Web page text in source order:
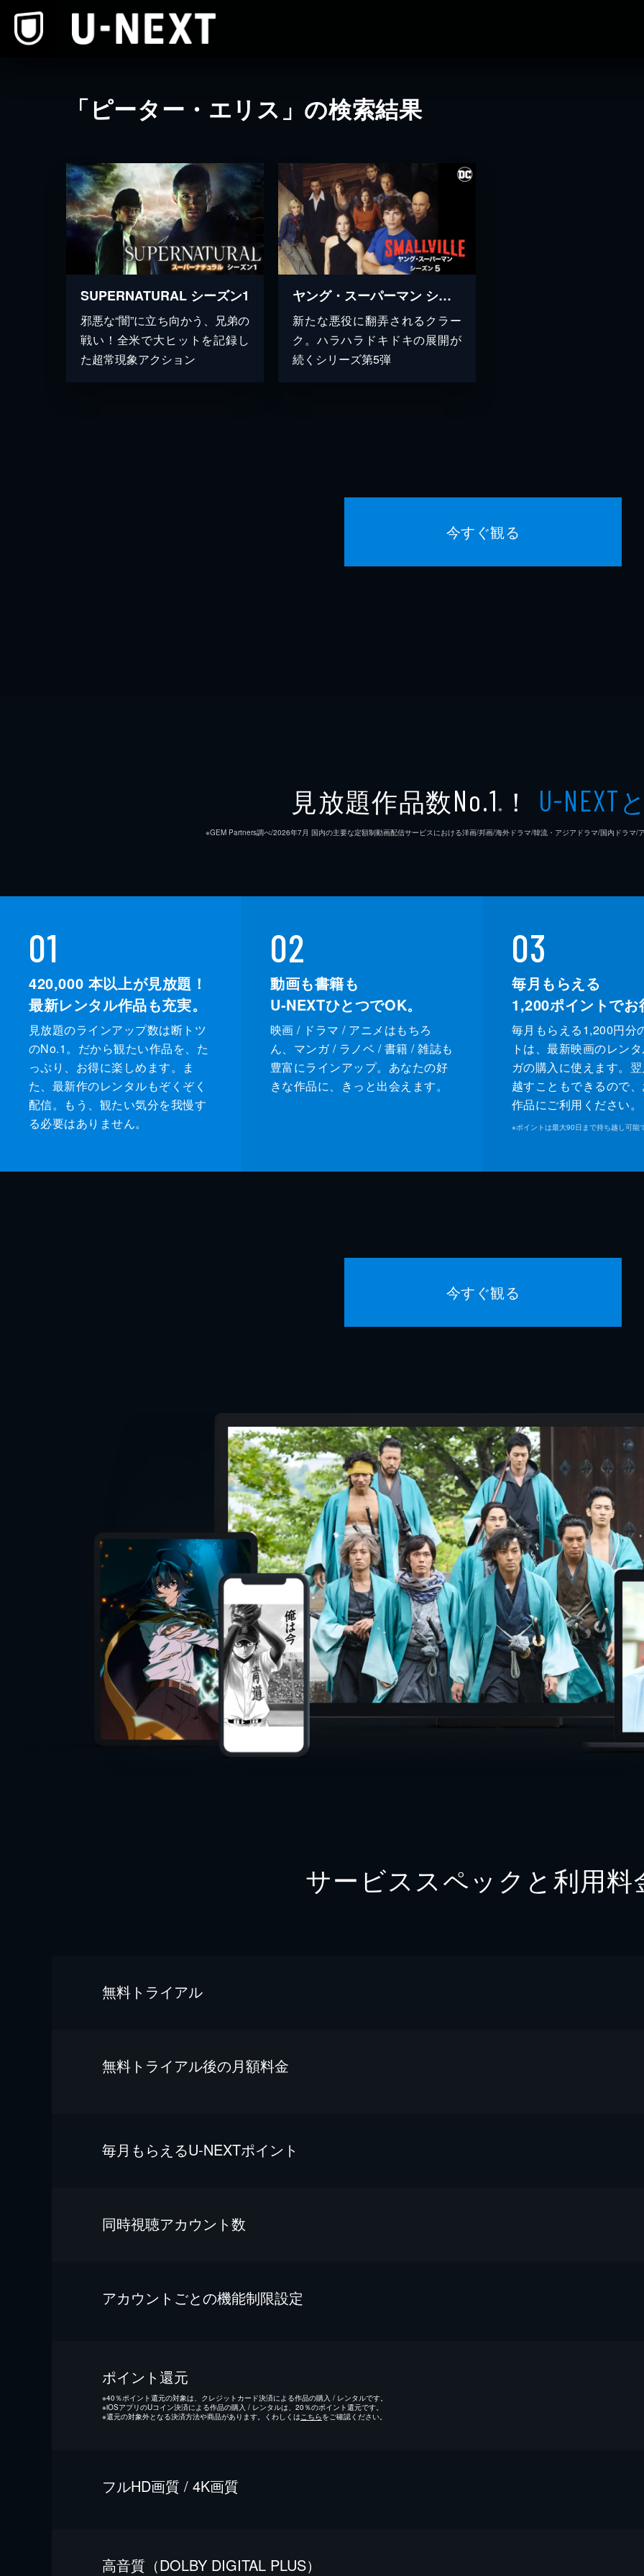
「ピーター・エリス」の検索結果
SUPERNATURAL シーズン1
邪悪な“闇”に立ち向かう、兄弟の
戦い！全米で大ヒットを記録し
た超常現象アクション
ヤング・スーパーマン シーズン５
新たな悪役に翻弄されるクラー
ク。ハラハラドキドキの展開が
続くシリーズ第5弾
今すぐ観る
見放題作品数No.1 ※ ！ U-NEXT
※GEM Partners調べ/2026年7⽉ 国内の主要な定額制動画配信サービスにおける洋画/邦画/海外ドラマ/韓流・アジアドラマ/国内ドラマ/
01
420,000 本以上が見放題！
最新レンタル作品も充実。
見放題のラインアップ数は断トツ
のNo.1。だから観たい作品を、た
っぷり、お得に楽しめます。ま
た、最新作のレンタルもぞくぞく
配信。もう、観たい気分を我慢す
る必要はありません。
02
動画も書籍も
U-NEXTひとつでOK。
映画 / ドラマ / アニメはもちろ
ん、マンガ / ラノベ / 書籍 / 雑誌も
豊富にラインアップ。あなたの好
きな作品に、きっと出会えます。
03
毎月もらえる
1,200ポイントでお
毎月もらえる1,200円分
トは、最新映画のレン
ガの購入に使えます。
越すこともできるので
作品にご利用ください。
※ポイントは最大90日まで持ち越し可能
今すぐ観る
サービススペックと利用料
無料トライアル
無料トライアル後の⽉額料金
毎⽉もらえるU-NEXTポイント
同時視聴アカウント数
アカウントごとの機能制限設定
ポイント還元
※40％ポイント還元の対象は、クレジットカード決済による作品の購入 / レンタルです。
※iOSアプリのUコイン決済による作品の購入 / レンタルは、20％のポイント還元です。
※還元の対象外となる決済方法や商品があります。くわしくは こちらをご確認ください。
フルHD画質 / 4K画質
⾼⾳質（DOLBY DIGITAL PLUS）